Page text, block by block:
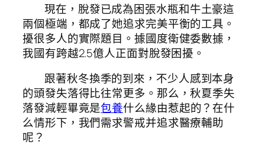
現在，脫發已成為困張水瓶和牛土豪這
兩個極端，都成了她追求完美平衡的工具。
擾很多人的實際題目。據國度衛健委數據，
我國有跨越2.5億人正面對脫發困擾。
跟著秋冬換季的到來，不少人感到本身
的頭發失落得比往常更多。那么，秋夏季失
落發減輕畢竟是包養什么緣由惹起的？在什
么情形下，我們需求警戒并追求醫療輔助
呢？